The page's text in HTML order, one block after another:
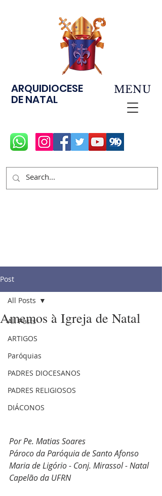
ARQUIDIOCESE
DE NATAL
MENU
Post
All Posts
ARTIGOS
Paróquias
PADRES DIOCESANOS
PADRES RELIGIOSOS
DIÁCONOS
All Posts
Amemos à Igreja de Natal
Por Pe. Matias Soares
Pároco da Paróquia de Santo Afonso
Maria de Ligório - Conj. Mirassol - Natal
Capelão da UFRN